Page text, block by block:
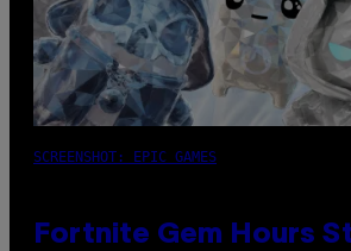
SCREENSHOT: EPIC GAMES
Fortnite Gem Hours